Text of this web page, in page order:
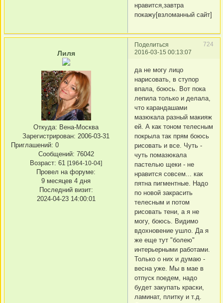
нравится,завтра
покажу[взломанный сайт]
Поделиться
724
2016-03-15 00:13:07
Лиля
Откуда: Вена-Москва
Зарегистрирован: 2006-03-31
Приглашений: 0
Сообщений: 76042
Возраст: 61 [1964-10-04]
Провел на форуме:
9 месяцев 4 дня
Последний визит:
2024-04-23 14:00:01
да не могу лицо
нарисовать, в ступор
впала, боюсь. Вот пока
лепила только и делала,
что карандашами
мазюкала разный макияж
ей. А как тоном телесным
покрыла так прям боюсь
рисовать и все. Чуть -
чуть помазюкала
пастелью щеки - не
нравится совсем... как
пятна пигментные. Надо
по новой закрасить
телесным и потом
рисовать тени, а я не
могу, боюсь. Видимо
вдохновение ушло. Да я
же еще тут "болею"
интерьерными работами.
Только о них и думаю -
весна уже. Мы в мае в
отпуск поедем, надо
будет закупать краски,
ламинат, плитку и т.д.